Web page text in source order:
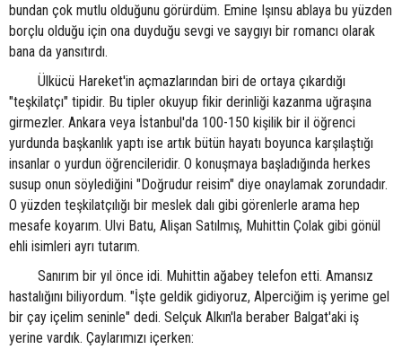
bundan çok mutlu olduğunu görürdüm. Emine Işınsu ablaya bu yüzden
borçlu olduğu için ona duyduğu sevgi ve saygıyı bir romancı olarak
bana da yansıtırdı.
Ülkücü Hareket'in açmazlarından biri de ortaya çıkardığı
"teşkilatçı" tipidir. Bu tipler okuyup fikir derinliği kazanma uğraşına
girmezler. Ankara veya İstanbul'da 100-150 kişilik bir il öğrenci
yurdunda başkanlık yaptı ise artık bütün hayatı boyunca karşılaştığı
insanlar o yurdun öğrencileridir. O konuşmaya başladığında herkes
susup onun söylediğini "Doğrudur reisim" diye onaylamak zorundadır.
O yüzden teşkilatçılığı bir meslek dalı gibi görenlerle arama hep
mesafe koyarım. Ulvi Batu, Alişan Satılmış, Muhittin Çolak gibi gönül
ehli isimleri ayrı tutarım.
Sanırım bir yıl önce idi. Muhittin ağabey telefon etti. Amansız
hastalığını biliyordum. "İşte geldik gidiyoruz, Alperciğim iş yerime gel
bir çay içelim seninle" dedi. Selçuk Alkın'la beraber Balgat'aki iş
yerine vardık. Çaylarımızı içerken: